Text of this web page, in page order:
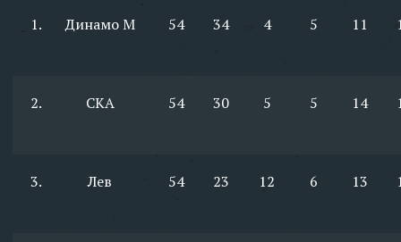
1. Динамо М 54 34 4 5 11
2. СКА 54 30 5 5 14
3. Лев 54 23 12 6 13